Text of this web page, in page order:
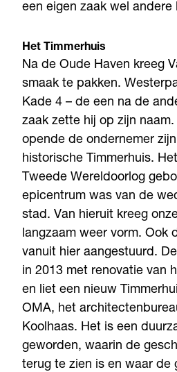
een eigen zaak wel andere
Het Timmerhuis
Na de Oude Haven kreeg
smaak te pakken.
Kade 4 – de een na de
zaak zette hij op zijn
opende de ondernemer
historische Timmerhuis.
Tweede Wereldoorlog
epicentrum was van de
stad. Van hieruit kreeg
langzaam weer vorm. Ook
vanuit hier aangestuurd.
in 2013 met renovatie van
en liet een nieuw
OMA, het
Koolhaas. Het is een
geworden, waarin de
terug te zien is en waar de